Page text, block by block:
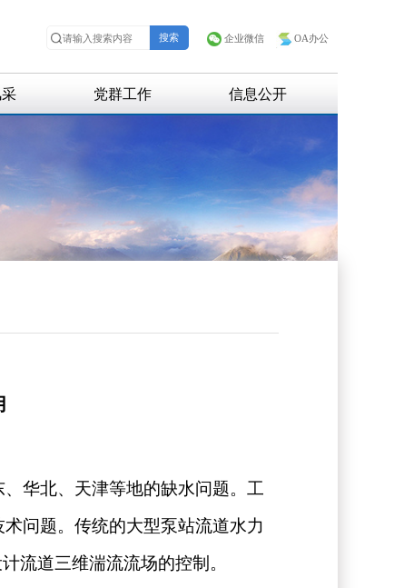
企业微信 OA办公
党群工作 信息公开
华北、天津等地的缺水问题。工
问题。传统的大型泵站流道水力
流道三维湍流流场的控制。